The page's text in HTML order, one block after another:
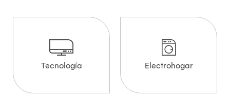
Tecnología Electrohogar